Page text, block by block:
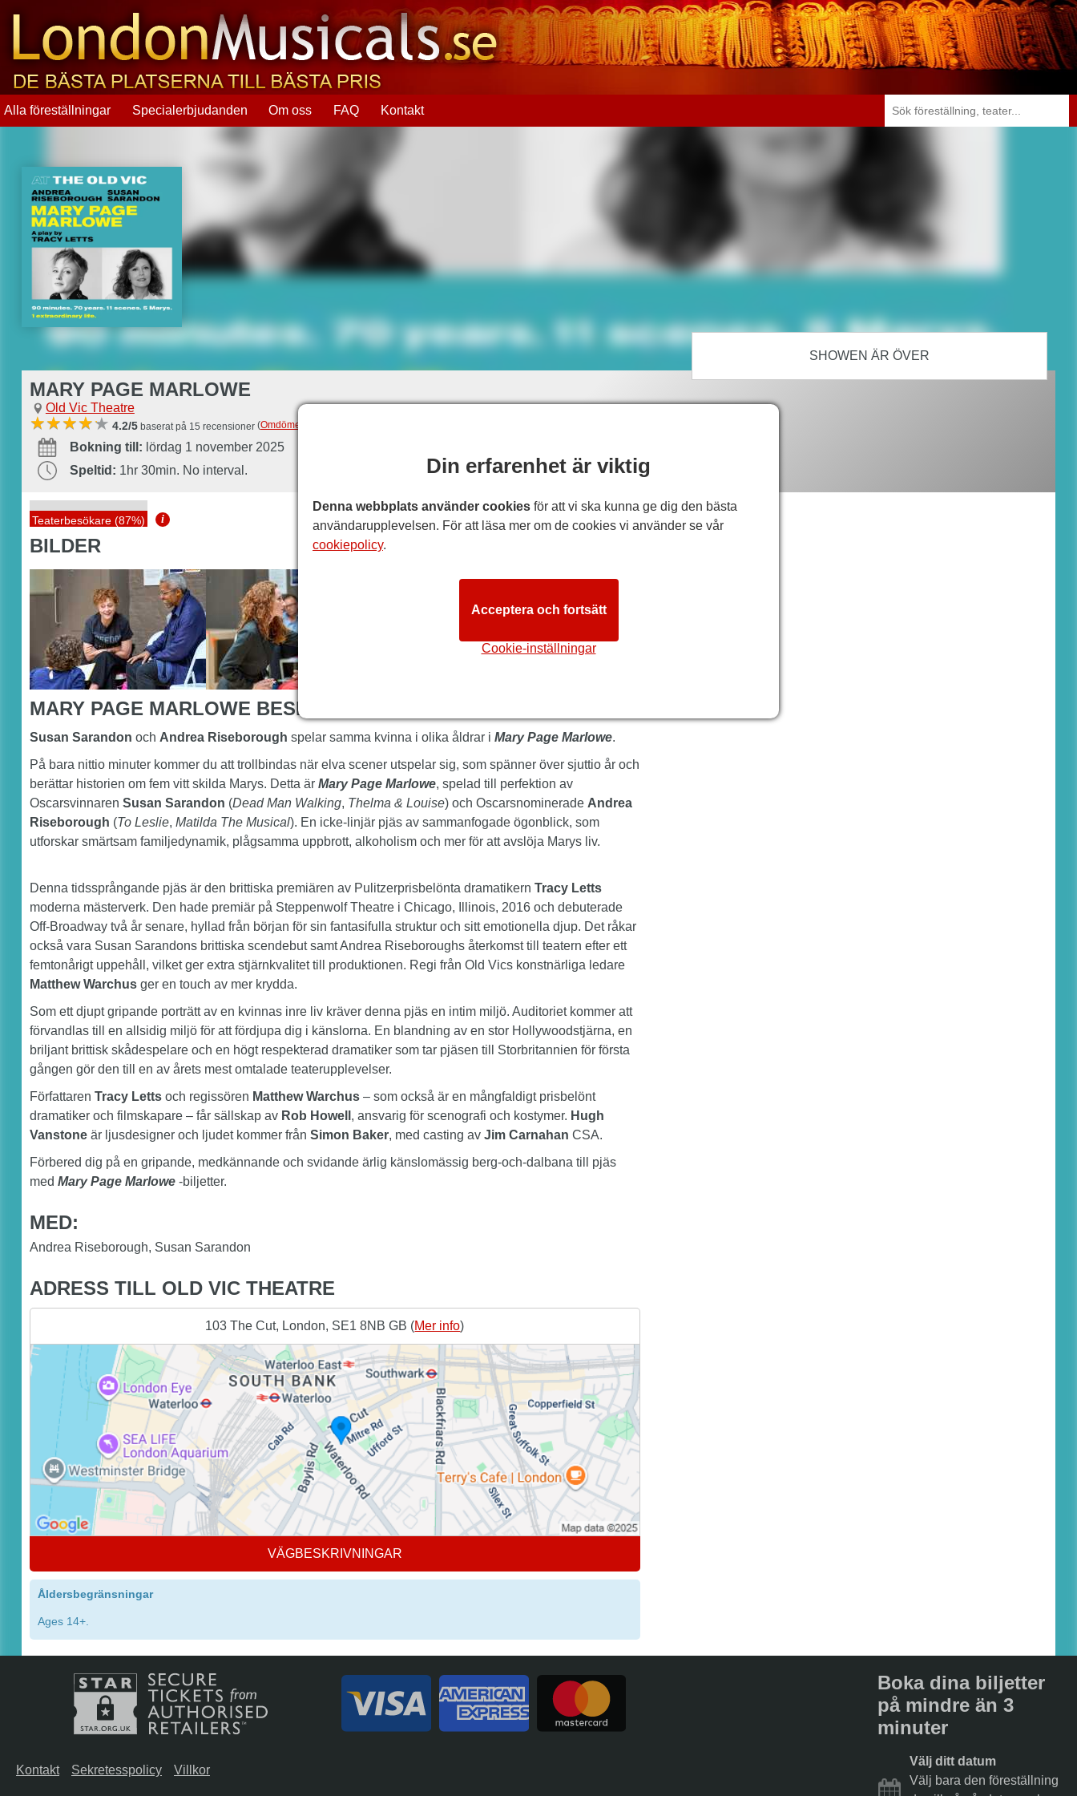
Alla föreställningar Specialerbjudanden Om oss FAQ Kontakt
MARY PAGE MARLOWE
Old Vic Theatre
4.2/5 baserat på 15 recensioner (Omdömen
Bokning till: lördag 1 november 2025
Speltid: 1hr 30min. No interval.
SHOWEN ÄR ÖVER
Teaterbesökare (87%) i
BILDER
MARY PAGE MARLOWE BESKRIVNING
Susan Sarandon och Andrea Riseborough spelar samma kvinna i olika åldrar i Mary Page Marlowe.
På bara nittio minuter kommer du att trollbindas när elva scener utspelar sig, som spänner över sjuttio år och
berättar historien om fem vitt skilda Marys. Detta är Mary Page Marlowe, spelad till perfektion av
Oscarsvinnaren Susan Sarandon (Dead Man Walking, Thelma & Louise) och Oscarsnominerade Andrea
Riseborough (To Leslie, Matilda The Musical). En icke-linjär pjäs av sammanfogade ögonblick, som
utforskar smärtsam familjedynamik, plågsamma uppbrott, alkoholism och mer för att avslöja Marys liv.
Denna tidssprångande pjäs är den brittiska premiären av Pulitzerprisbelönta dramatikern Tracy Letts
moderna mästerverk. Den hade premiär på Steppenwolf Theatre i Chicago, Illinois, 2016 och debuterade
Off-Broadway två år senare, hyllad från början för sin fantasifulla struktur och sitt emotionella djup. Det råkar
också vara Susan Sarandons brittiska scendebut samt Andrea Riseboroughs återkomst till teatern efter ett
femtonårigt uppehåll, vilket ger extra stjärnkvalitet till produktionen. Regi från Old Vics konstnärliga ledare
Matthew Warchusger en touch av mer krydda.
Som ett djupt gripande porträtt av en kvinnas inre liv kräver denna pjäs en intim miljö. Auditoriet kommer att
förvandlas till en allsidig miljö för att fördjupa dig i känslorna. En blandning av en stor Hollywoodstjärna, en
briljant brittisk skådespelare och en högt respekterad dramatiker som tar pjäsen till Storbritannien för första
gången gör den till en av årets mest omtalade teaterupplevelser.
Författaren Tracy Lettsoch regissören Matthew Warchus– som också är en mångfaldigt prisbelönt
dramatiker och filmskapare – får sällskap av Rob Howell , ansvarig för scenografi och kostymer. Hugh
Vanstoneär ljusdesigner och ljudet kommer från Simon Baker, med casting av Jim Carnahan CSA.
Förbered dig på en gripande, medkännande och svidande ärlig känslomässig berg-och-dalbana till pjäs
med Mary Page Marlowe-biljetter.
MED:
Andrea Riseborough, Susan Sarandon
ADRESS TILL OLD VIC THEATRE
103 The Cut, London, SE1 8NB GB (Mer info)
VÄGBESKRIVNINGAR
Åldersbegränsningar
Ages 14+.
Boka dina biljetter
på mindre än 3
minuter
Välj ditt datum
Välj bara den föreställning
Kontakt Sekretesspolicy Villkor
Din erfarenhet är viktig
Denna webbplats använder cookies för att vi ska kunna ge dig den bästa
användarupplevelsen. För att läsa mer om de cookies vi använder se vår
cookiepolicy.
Cookie-inställningar
Acceptera och fortsätt